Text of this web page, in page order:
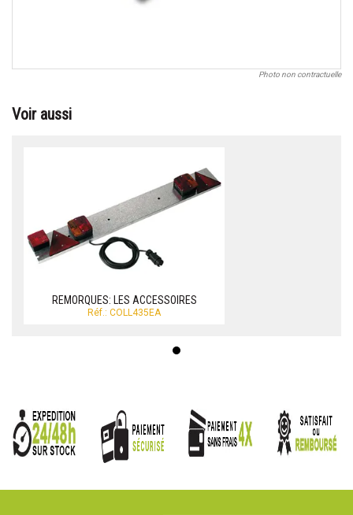
Photo non contractuelle
Voir aussi
REMORQUES: LES ACCESSOIRES
Réf.: COLL435EA